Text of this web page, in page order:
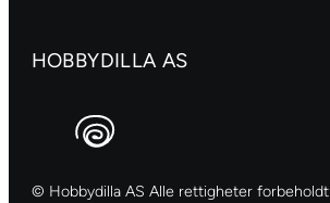
HOBBYDILLA AS
© Hobbydilla AS Alle rettigheter forbeholdt